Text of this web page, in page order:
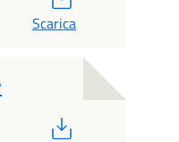
Scarica